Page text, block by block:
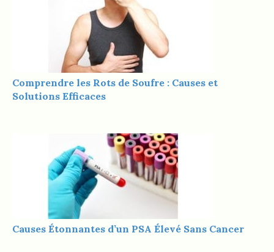
Comprendre les Rots de Soufre : Causes et
Solutions Efficaces
Causes Étonnantes d’un PSA Élevé Sans Cancer